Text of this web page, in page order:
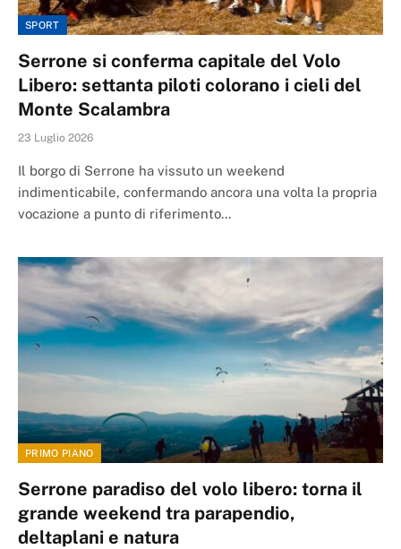
SPORT
Serrone si conferma capitale del Volo
Libero: settanta piloti colorano i cieli del
Monte Scalambra
23 Luglio 2026
Il borgo di Serrone ha vissuto un weekend
indimenticabile, confermando ancora una volta la propria
vocazione a punto di riferimento…
PRIMO PIANO
Serrone paradiso del volo libero: torna il
grande weekend tra parapendio,
deltaplani e natura